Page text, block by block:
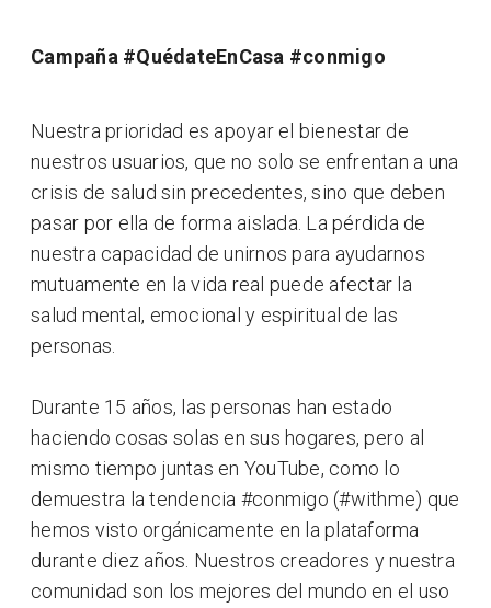
Campaña #QuédateEnCasa #conmigo
Nuestra prioridad es apoyar el bienestar de
nuestros usuarios, que no solo se enfrentan a una
crisis de salud sin precedentes, sino que deben
pasar por ella de forma aislada. La pérdida de
nuestra capacidad de unirnos para ayudarnos
mutuamente en la vida real puede afectar la
salud mental, emocional y espiritual de las
personas.
Durante 15 años, las personas han estado
haciendo cosas solas en sus hogares, pero al
mismo tiempo juntas en YouTube, como lo
demuestra la tendencia #conmigo (#withme) que
hemos visto orgánicamente en la plataforma
durante diez años. Nuestros creadores y nuestra
comunidad son los mejores del mundo en el uso